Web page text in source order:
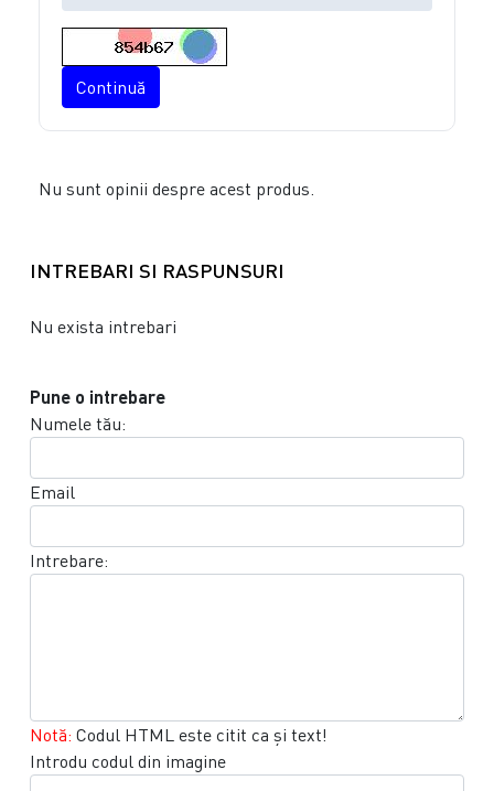
Continuă
Nu sunt opinii despre acest produs.
INTREBARI SI RASPUNSURI
Nu exista intrebari
Pune o intrebare
Numele tău:
Email
Intrebare:
Notă: Codul HTML este citit ca şi text!
Introdu codul din imagine